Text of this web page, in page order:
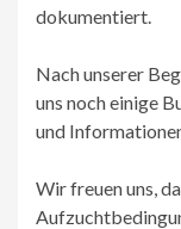
dokumentiert.
Nach unserer
uns noch einige
und
Wir freuen uns,